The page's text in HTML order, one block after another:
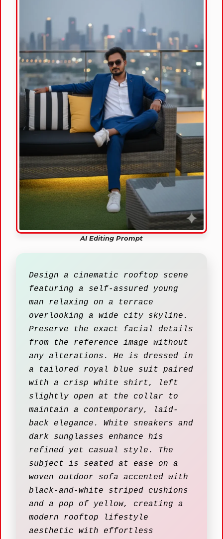
AI Editing Prompt
Design a cinematic rooftop scene
featuring a self-assured young
man relaxing on a terrace
overlooking a wide city skyline.
Preserve the exact facial details
from the reference image without
any alterations. He is dressed in
a tailored royal blue suit paired
with a crisp white shirt, left
slightly open at the collar to
maintain a contemporary, laid-
back elegance. White sneakers and
dark sunglasses enhance his
refined yet casual style. The
subject is seated at ease on a
woven outdoor sofa accented with
black-and-white striped cushions
and a pop of yellow, creating a
modern rooftop lifestyle
aesthetic with effortless